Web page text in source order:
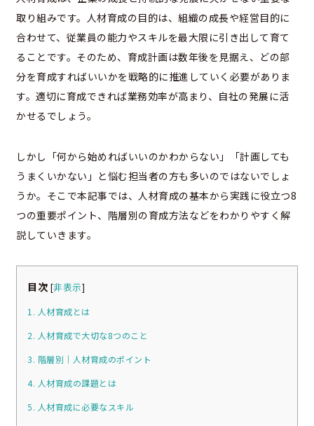
取り組みです。人材育成の目的は、組織の成長や経営目的に
合わせて、従業員の能力やスキルを最大限に引き出して育て
ることです。そのため、育成計画は数年後を見据え、どの部
分を育成すればいいかを戦略的に推進していく必要がありま
す。適切に育成できれば業務効率が高まり、自社の発展に活
かせるでしょう。
しかし「何から始めればいいのかわからない」「計画しても
うまくいかない」と悩む担当者の方も多いのではないでしょ
うか。そこで本記事では、人材育成の基本から実践に役立つ8
つの重要ポイント、階層別の育成方法などをわかりやすく解
説していきます。
目次 [非表示]
1. 人材育成とは
2. 人材育成で大切な8つのこと
3. 階層別｜人材育成のポイント
4. 人材育成の課題とは
5. 人材育成に必要なスキル